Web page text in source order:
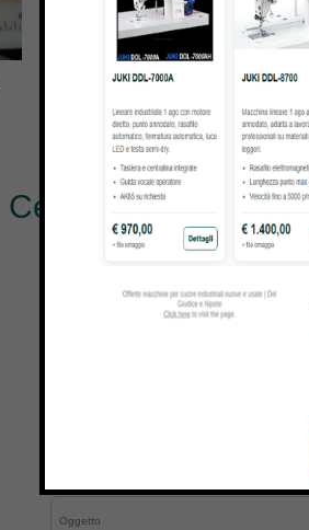
MACCHINA PER CUCIRE
DDL8700-7-WB
1.450,00€ 1.650,00€
Cerchi altre